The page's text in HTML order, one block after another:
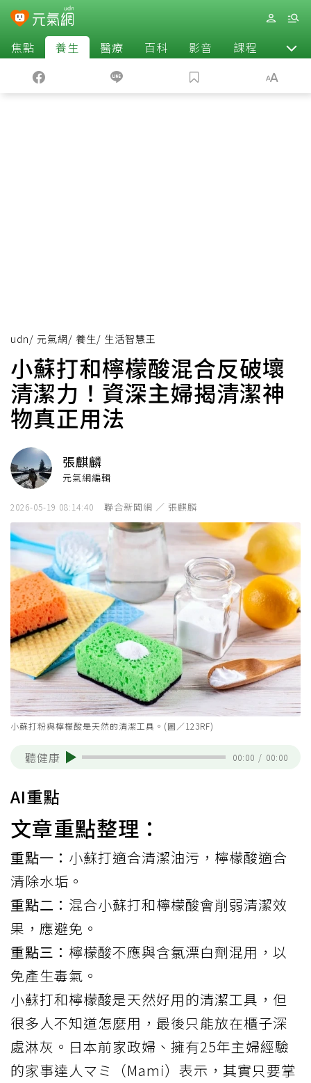
焦點 養生 醫療 百科 影音 課程 退休
udn/ 元氣網/ 養生/ 生活智慧王
小蘇打和檸檬酸混合反破壞
清潔力！資深主婦揭清潔神
物真正用法
張麒麟
元氣網編輯
2026-05-19 08:14:40 聯合新聞網 ／ 張麒麟
小蘇打粉與檸檬酸是天然的清潔工具。(圖／123RF)
聽健康 00:00 / 00:00
AI重點
文章重點整理：
重點一： 小蘇打適合清潔油污，檸檬酸適合
清除水垢。
重點二： 混合小蘇打和檸檬酸會削弱清潔效
果，應避免。
重點三： 檸檬酸不應與含氯漂白劑混用，以
免產生毒氣。
小蘇打和檸檬酸是天然好用的清潔工具，但
很多人不知道怎麼用，最後只能放在櫃子深
處淋灰。日本前家政婦、擁有25年主婦經驗
的家事達人マミ（Mami） 表示 ，其實只要掌